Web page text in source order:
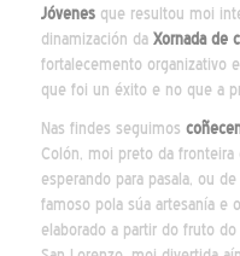
Jóvenesque resultou moi
dinamización da Xornada de
fortalecemento organizativo
que foi un éxito e no que a
Nas findes seguimos
Colón, moi preto da fronteira
esperando para pasala, ou
famoso pola súa artesanía e
elaborado a partir do fruto